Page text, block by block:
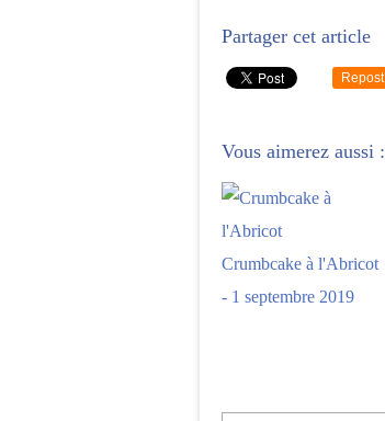
Partager cet article
Repost
Vous aimerez aussi :
Crumbcake à l'Abricot
- 1 septembre 2019